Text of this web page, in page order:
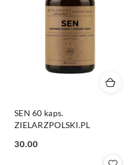
SEN 60 kaps.
ZIELARZPOLSKI.PL
Cena:
30.00